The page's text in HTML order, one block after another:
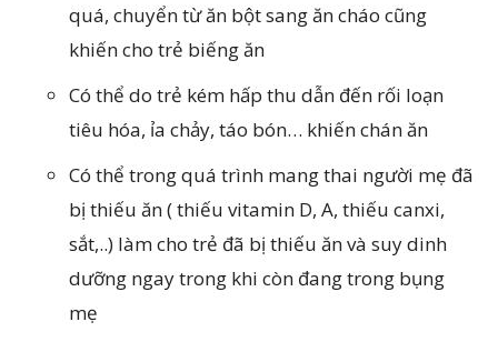
quá, chuyển từ ăn bột sang ăn cháo cũng
khiến cho trẻ biếng ăn
Có thể do trẻ kém hấp thu dẫn đến rối loạn
tiêu hóa, ỉa chảy, táo bón… khiến chán ăn
Có thể trong quá trình mang thai người mẹ đã
bị thiếu ăn ( thiếu vitamin D, A, thiếu canxi,
sắt,..) làm cho trẻ đã bị thiếu ăn và suy dinh
dưỡng ngay trong khi còn đang trong bụng
mẹ